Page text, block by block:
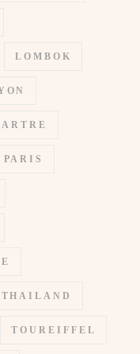
LOMBOK
PARIS
THAILAND
TOUREIFFEL